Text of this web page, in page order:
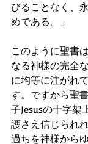
びることなく、
めである。」
このように聖書
なる神様の完全
に均等に注がれ
す。ですから聖
子Jesusの十字架
護さえ信じられ
過ちを神様から